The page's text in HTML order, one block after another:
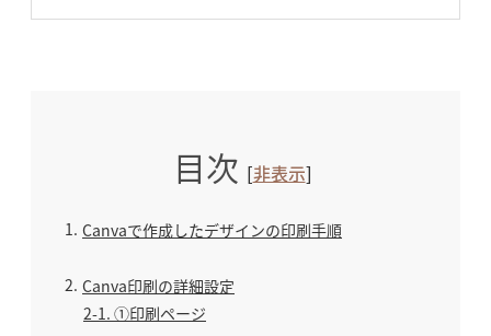
目次 [非表示]
1 Canvaで作成したデザインの印刷手順
2 Canva印刷の詳細設定
2-1 ①印刷ページ